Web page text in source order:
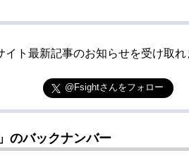
イト最新記事のお知らせを受け取れ
@Fsightさんをフォロー
のバックナンバー